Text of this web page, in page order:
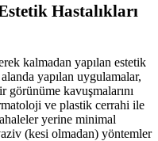
Hastalıkları
kalmadan yapılan estetik
yapılan uygulamalar,
görünüme kavuşmalarını
ve plastik cerrahi ile
yerine minimal
(kesi olmadan) yöntemler